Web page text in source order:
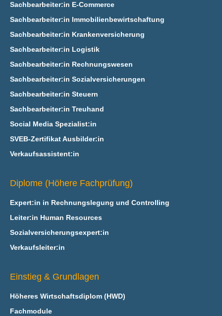
Sachbearbeiter:in E‑Commerce
Sachbearbeiter:in Immobilienbewirtschaftung
Sachbearbeiter:in Krankenversicherung
Sachbearbeiter:in Logistik
Sachbearbeiter:in Rechnungswesen
Sachbearbeiter:in Sozialversicherungen
Sachbearbeiter:in Steuern
Sachbearbeiter:in Treuhand
Social Media Spezialist:in
SVEB-Zertifikat Ausbilder:in
Verkaufsassistent:in
Diplome (Höhere Fachprüfung)
Expert:in in Rechnungslegung und Controlling
Leiter:in Human Resources
Sozialversicherungsexpert:in
Verkaufsleiter:in
Einstieg & Grundlagen
Höheres Wirtschaftsdiplom (HWD)
Fachmodule